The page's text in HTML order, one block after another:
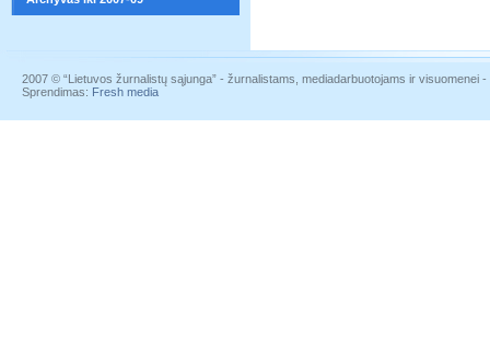
2007 © “Lietuvos žurnalistų sąjunga” - žurnalistams, mediadarbuotojams ir visuomenei
Sprendimas: Fresh media